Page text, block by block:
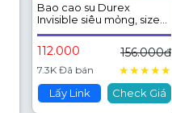
Bao cao su Durex
Invisible siêu mỏng, size
52mm, hộp 3 bao
112.000 156.000đ
7.3K Đã bán ★★★★★
Lấy Link Check Giá